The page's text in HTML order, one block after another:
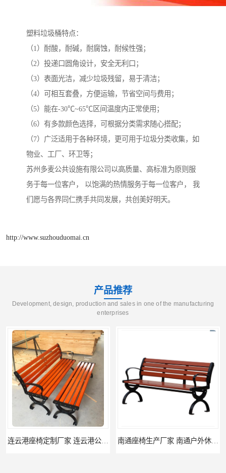
塑料垃圾桶特点：
（1）耐酸，耐碱，耐腐蚀，耐候性强；
（2）投递口圆角设计，安全无利口；
（3）表面光洁，减少垃圾残留，易于清洁；
（4）可相互套叠，方便运输，节省空间与费用；
（5）能在-30℃~65℃区间温度内正常使用；
（6）有多款颜色选择，可根据分类需求随心搭配；
（7）广泛适用于各种环境，更可用于垃圾分类收集，如
物业、工厂、环卫等；
苏州多麦公共设施有限公司以高质量、高标准为原则服
务于每一位客户， 以饱满的热情服务于每一位客户， 我
们愿与各界同仁携手共同发展，共创美好明天。
http://www.suzhouduomai.cn
产品推荐
Development, design, production and sales in one of the manufacturing
enterprises